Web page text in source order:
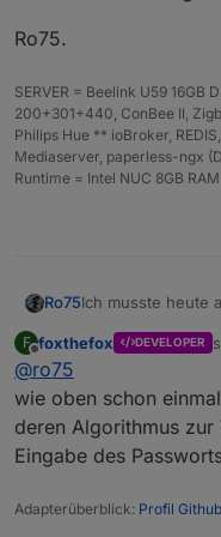
Ro75.
SERVER = Beelink U59 16GB
200+301+440, ConBee II,
Philips Hue ** ioBroker,
Mediaserver, paperless-ngx
Runtime = Intel NUC 8GB
Ro75Ich musste heute
Neustart vom
Fritzbox nicht neu
Ro75.
F
Offline
foxthefox DEVELOPER
@ro75
wie oben schon
deren Algorithmus zur
Eingabe des
Adapterüberblick: Profil Github